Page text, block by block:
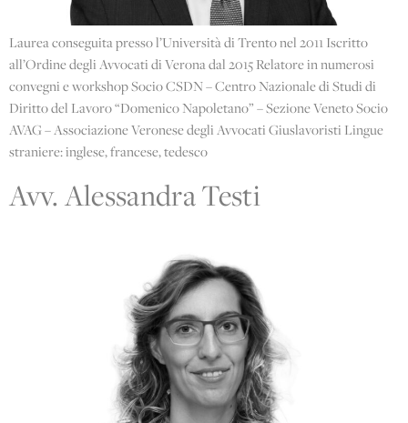
Laurea conseguita presso l’Università di Trento nel 2011 Iscritto
all’Ordine degli Avvocati di Verona dal 2015 Relatore in numerosi
convegni e workshop Socio CSDN – Centro Nazionale di Studi di
Diritto del Lavoro “Domenico Napoletano” – Sezione Veneto Socio
AVAG – Associazione Veronese degli Avvocati Giuslavoristi Lingue
straniere: inglese, francese, tedesco
Avv. Alessandra Testi